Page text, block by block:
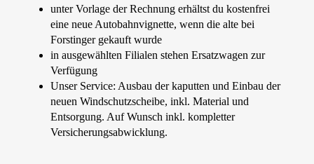
unter Vorlage der Rechnung erhältst du kostenfrei
eine neue Autobahnvignette, wenn die alte bei
Forstinger gekauft wurde
in ausgewählten Filialen stehen Ersatzwagen zur
Verfügung
Unser Service: Ausbau der kaputten und Einbau der
neuen Windschutzscheibe, inkl. Material und
Entsorgung. Auf Wunsch inkl. kompletter
Versicherungsabwicklung.